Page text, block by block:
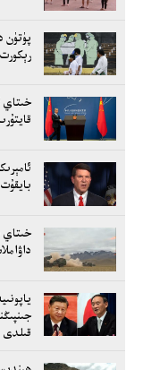
پۈتۈن
خىتاي
خىتاي
قىلدى